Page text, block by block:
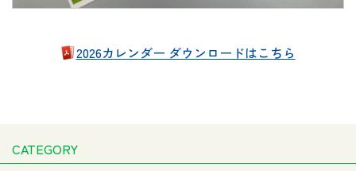
2026カレンダー ダウンロードはこちら
CATEGORY